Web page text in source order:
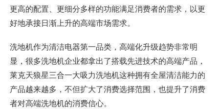
更高的配置、更细分多样的功能满足消费者的需求，以更
好地承接日渐上升的高端市场需求。
洗地机作为清洁电器第一品类，高端化升级趋势非常明
显，很多洗地机企业都拿出了搭载先进技术的高端产品，
莱克天狼星三合一大吸力洗地机这种拥有全屋清洁能力的
产品越来越多，不但扩大了消费选择范围，也提升了消费
者对高端洗地机的消费信心。